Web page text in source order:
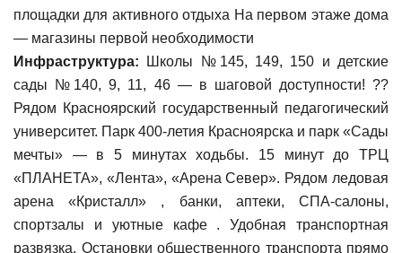
площадки для активного отдыха На первом этаже дома
— магазины первой необходимости
Инфраструктура: Школы №145, 149, 150 и детские
сады №140, 9, 11, 46 — в шаговой доступности! ??
Рядом Красноярский государственный педагогический
университет. Парк 400-летия Красноярска и парк «Сады
мечты» — в 5 минутах ходьбы. 15 минут до ТРЦ
«ПЛАНЕТА», «Лента», «Арена Север». Рядом ледовая
арена «Кристалл» , банки, аптеки, СПА-салоны,
спортзалы и уютные кафе . Удобная транспортная
развязка. Остановки общественного транспорта прямо